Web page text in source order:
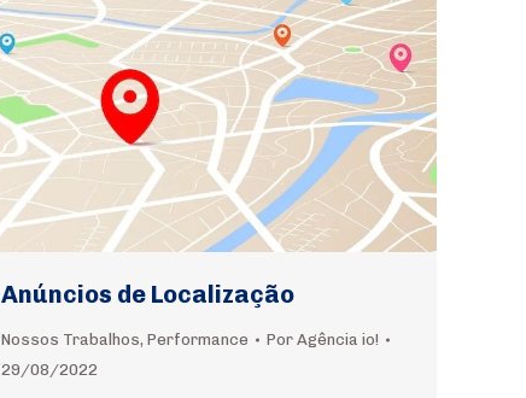
Anúncios de Localização
Nossos Trabalhos, Performance Por Agência io!
29/08/2022